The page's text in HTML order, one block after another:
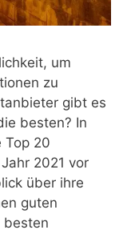
um
zu
gibt es
besten? In
Top 20
2021 vor
über ihre
guten
besten